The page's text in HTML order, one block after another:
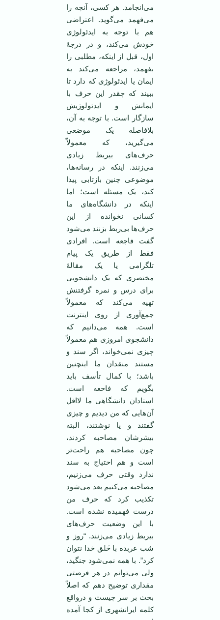
می‌انجامد. هر کسی، آنچه را
می‌فهمد می‌گوید. اعتراضی
هم با توجه به ایدئولوژی
خودش می‌کند، و در درجۀ
اول، قبل از اینکه، مطلبی را
بفهمد، مراجعه می‌کند به
ایمان یا ایدئولوژی که دارد تا
ببیند که چقدر این حرف با
ایمانش و ایدئولوژیش
سازگار است. با توجه به آن،
بلافاصله یک موضعی
می‌گیرید، که معمولاّ
حرف‌های بیربط زیادی
می‌زنند. اینکه در رسانه‌ها،
موضوعی چنین بازتابی پیدا
کند، یک مسئله است؛ اما
اینکه در دانشگاه‌های ما
کسانی نخوانده از این
حرف‌ها بی‌ربط بزنند می‌شود
گفت فاجعه است. افرادی
فقط از طریق یک پیام
تلگرامی یا یک مقالۀ
مختصری که یک دانشجویی
برای درس و نمره گرفتنش
تهیه می‌کند که معمولاً
جمع‌آوری از روی اینترنت
است. همه می‌دانیم که
دانشجوی امروزی هم معمولاً
چیزی نمی‌خواند، اگر سند و
مستند منقدان ما اینچنین
باشد؛ با کمال تأسف باید
بگویم که فاحعه است.
استادان دانشگاهی ما لااقل
آن‌هایی که من دیدیم و چیزی
گفتند و یا نوشتند، البته
بیشرشان مصاحبه کردند،
چون مصاحبه هم راحت‌تر
است و هم احتیاج به سند
ندارد وقتی حرف می‌زنیم،
مصاحبه می‌کنیم بعد می‌شود
تکذیب کرد که حرف من
درست فهمیده نشده است.
با این وضعیت حرف‌های
بیربط زیادی می‌زنند. “روز و
شب عربده با خَلق خدا نتوان
کرد”. با همه نمی‌شود جنگید،
ولی می‌توانم در هر فرصتی
مقداری توضیح دهم که اصلاً
بحث بر سر چیست و درواقع
کلمه ایرانشهری از کجا آمده